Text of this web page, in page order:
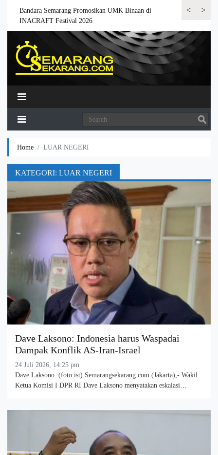
<
Bandara Semarang Promosikan UMK Binaan di
INACRAFT Festival 2026
Bandara>
Home LUAR NEGERI
KATEGORI: LUAR NEGERI
Dave Laksono: Indonesia harus Waspadai
Dampak Konflik AS-Iran-Israel
24 Juli 2026, 14:25 pm
Dave Laksono. (foto:ist) Semarangsekarang.com (Jakarta),- Wakil
Ketua Komisi I DPR RI Dave Laksono menyatakan eskalasi…